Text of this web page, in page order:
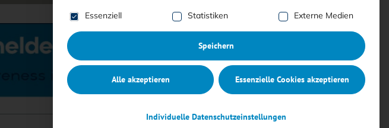
Es folgt eine Liste der Service-Gruppen, für die eine Einwilligung
Essenziell Statistiken Externe Medien
Speichern
Alle akzeptieren Essenzielle Cookies akzeptieren
Individuelle Datenschutzeinstellungen